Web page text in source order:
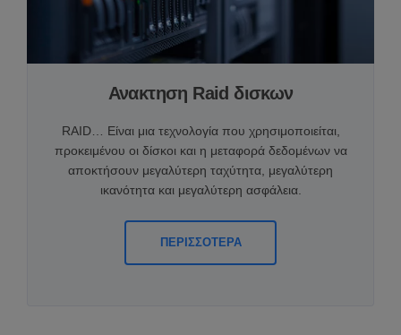
Ανακτηση Raid δισκων
RAID… Είναι μια τεχνολογία που χρησιμοποιείται,
προκειμένου οι δίσκοι και η μεταφορά δεδομένων να
αποκτήσουν μεγαλύτερη ταχύτητα, μεγαλύτερη
ικανότητα και μεγαλύτερη ασφάλεια.
ΠΕΡΙΣΣΟΤΕΡΑ